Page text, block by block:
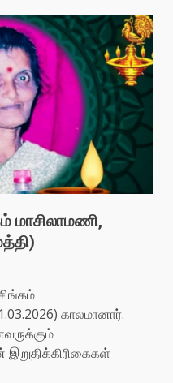
மாசிலாமணி,
காலமானார்.